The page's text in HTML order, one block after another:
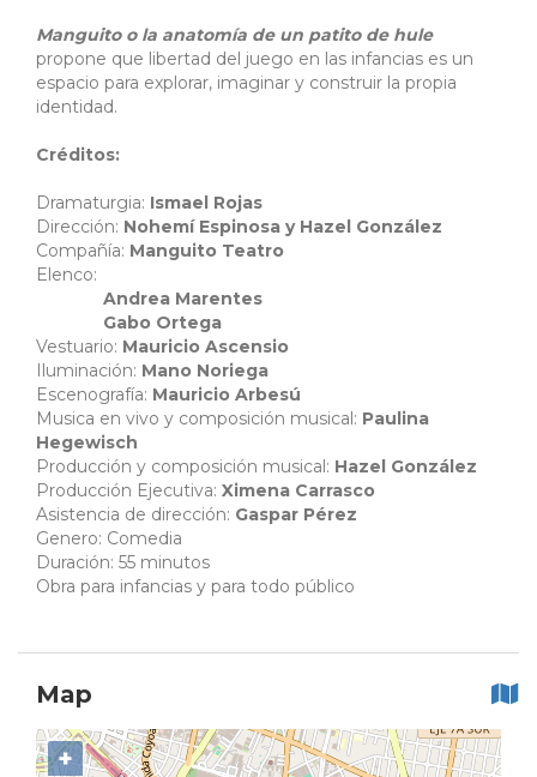
Manguito o la anatomía de un patito de hule
propone que libertad del juego en las infancias es un
espacio para explorar, imaginar y construir la propia
identidad.
Créditos:
Dramaturgia: Ismael Rojas
Dirección: Nohemí Espinosa y Hazel González
Compañía: Manguito Teatro
Elenco:
Andrea Marentes
Gabo Ortega
Vestuario: Mauricio Ascensio
Iluminación: Mano Noriega
Escenografía: Mauricio Arbesú
Musica en vivo y composición musical: Paulina
Hegewisch
Producción y composición musical: Hazel González
Producción Ejecutiva: Ximena Carrasco
Asistencia de dirección: Gaspar Pérez
Genero: Comedia
Duración: 55 minutos
Obra para infancias y para todo público
Map
+